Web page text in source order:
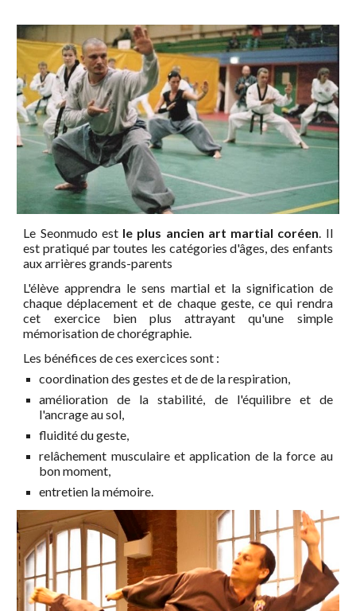
Le Seonmudo est le plus ancien art martial coréen. Il
estpratiqué par toutes les catégories d'âges, des enfants
aux arrières grands-parents
L'élève apprendra le sens martial et la significationde
chaque déplacement et de chaque geste, ce qui rendra
cet exercice bien plus attrayant qu'une simple
mémorisation de chorégraphie.
Les bénéfices de ces exercices sont :
coordination des gestes et de de la respiration,
amélioration de la stabilité, de l'équilibre et de
l'ancrage au sol,
fluidité du geste,
relâchement musculaire et application de la force au
bon moment,
entretien la mémoire.